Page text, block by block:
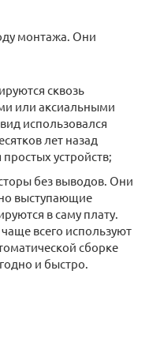
монтажа. Они
сквозь
или аксиальными
использовался
лет назад
простых устройств;
без выводов. Они
выступающие
в саму плату.
всего используют
сборке
и быстро.